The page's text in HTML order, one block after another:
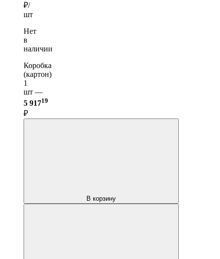
₽/
шт
Нет
в
наличии
Коробка
(картон)
1
шт —
5 91719
₽
В корзину